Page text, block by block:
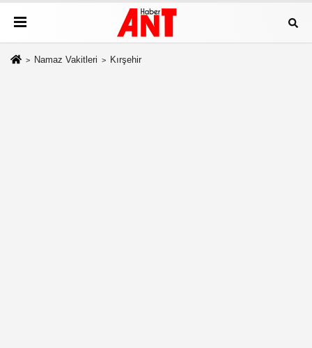
Namaz Vakitleri Kırşehir